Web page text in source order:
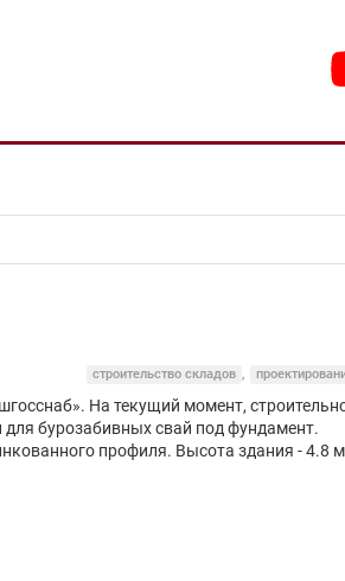
строительство складов ,
На текущий момент,
бурозабивных свай под фундамент.
профиля. Высота здания - 4.8